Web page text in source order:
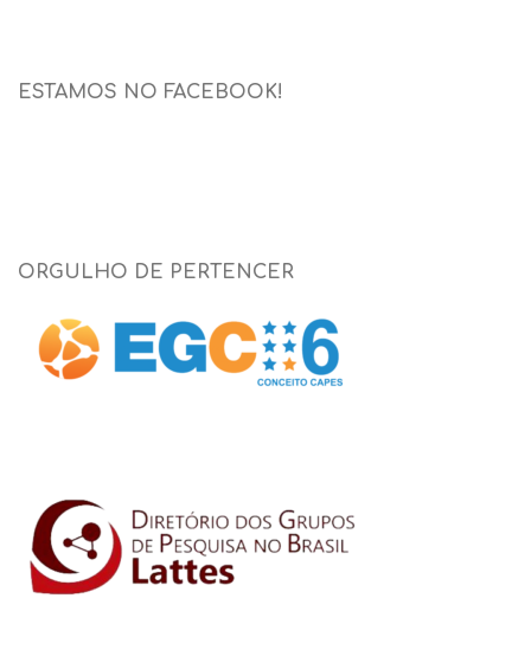
ESTAMOS NO FACEBOOK!
ORGULHO DE PERTENCER